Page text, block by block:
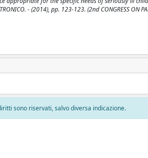
- (2014), pp. 123-123. (2nd CONGRESS ON
sono riservati, salvo diversa indicazione.